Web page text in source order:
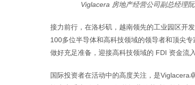
Viglacera 房地产经营公司副总经理
接力前行，在洛杉矶，越南领先的工业园区开
100多位半导体和高科技领域的领导者和顶尖
做好充足准备，迎接高科技领域的 FDI 资金流
国际投资者在活动中的高度关注，是Viglacera